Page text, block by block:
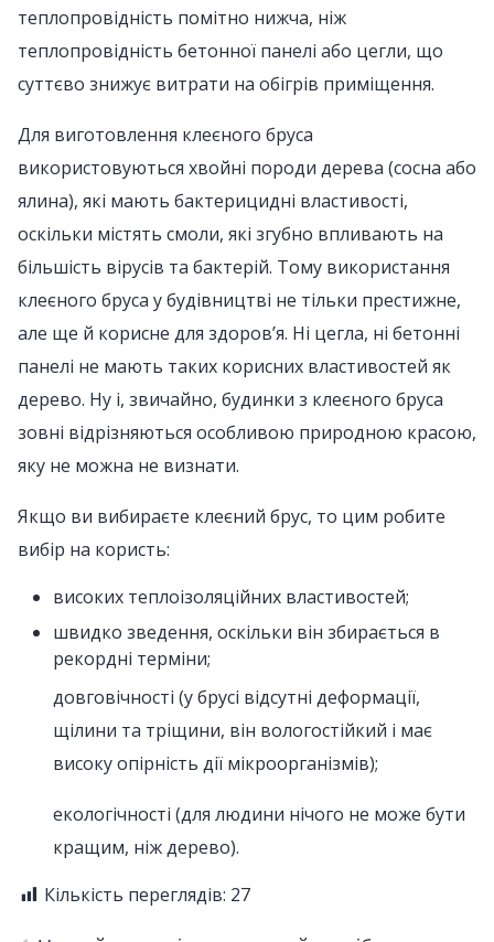
теплопровідність помітно нижча, ніж
теплопровідність бетонної панелі або цегли, що
суттєво знижує витрати на обігрів приміщення.
Для виготовлення клеєного бруса
використовуються хвойні породи дерева (сосна або
ялина), які мають бактерицидні властивості,
оскільки містять смоли, які згубно впливають на
більшість вірусів та бактерій. Тому використання
клеєного бруса у будівництві не тільки престижне,
але ще й корисне для здоров’я. Ні цегла, ні бетонні
панелі не мають таких корисних властивостей як
дерево. Ну і, звичайно, будинки з клеєного бруса
зовні відрізняються особливою природною красою,
яку не можна не визнати.
Якщо ви вибираєте клеєний брус, то цим робите
вибір на користь:
високих теплоізоляційних властивостей;
швидко зведення, оскільки він збирається в
рекордні терміни;
довговічності (у брусі відсутні деформації,
щілини та тріщини, він вологостійкий і має
високу опірність дії мікроорганізмів);
екологічності (для людини нічого не може бути
кращим, ніж дерево).
Кількість переглядів: 27